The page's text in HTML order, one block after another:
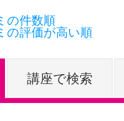
体験レッス
やりたいこ
特集をみる
の件数順
の評価が高い順
講座で検索